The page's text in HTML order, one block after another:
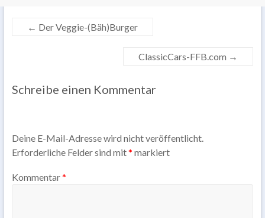
← Der Veggie-(Bäh)Burger
ClassicCars-FFB.com →
Schreibe einen Kommentar
Deine E-Mail-Adresse wird nicht veröffentlicht.
Erforderliche Felder sind mit* markiert
Kommentar*